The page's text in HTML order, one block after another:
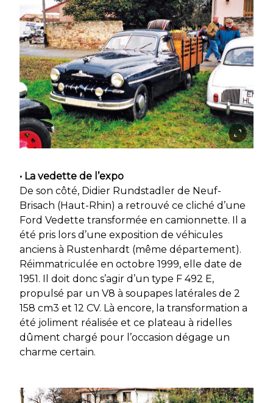
• La vedette de l’expo
De son côté, Didier Rundstadler de Neuf-
Brisach (Haut-Rhin) a retrouvé ce cliché d’une
Ford Vedette transformée en camionnette. Il a
été pris lors d’une exposition de véhicules
anciens à Rustenhardt (même département).
Réimmatriculée en octobre 1999, elle date de
1951. Il doit donc s’agir d’un type F 492 E,
propulsé par un V8 à soupapes latérales de 2
158 cm3 et 12 CV. Là encore, la transformation a
été joliment réalisée et ce plateau à ridelles
dûment chargé pour l’occasion dégage un
charme certain.